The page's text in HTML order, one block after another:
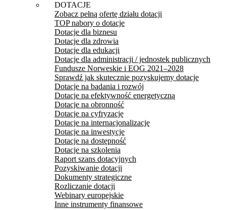
DOTACJE
Zobacz pełną ofertę działu dotacji
TOP nabory o dotacje
Dotacje dla biznesu
Dotacje dla zdrowia
Dotacje dla edukacji
Dotacje dla administracji / jednostek publicznych
Fundusze Norweskie i EOG 2021–2028
Sprawdź jak skutecznie pozyskujemy dotacje
Dotacje na badania i rozwój
Dotacje na efektywność energetyczną
Dotacje na obronność
Dotacje na cyfryzację
Dotacje na internacjonalizację
Dotacje na inwestycje
Dotacje na dostępność
Dotacje na szkolenia
Raport szans dotacyjnych
Pozyskiwanie dotacji
Dokumenty strategiczne
Rozliczanie dotacji
Webinary europejskie
Inne instrumenty finansowe